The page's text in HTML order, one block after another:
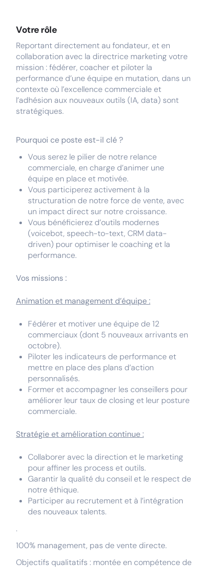
Votre rôle
Reportant directement au fondateur, et en
collaboration avec la directrice marketing votre
mission : fédérer, coacher et piloter la
performance d’une équipe en mutation, dans un
contexte où l’excellence commerciale et
l’adhésion aux nouveaux outils (IA, data) sont
stratégiques.
Pourquoi ce poste est-il clé ?
Vous serez le pilier de notre relance
commerciale, en charge d’animer une
équipe en place et motivée.
Vous participerez activement à la
structuration de notre force de vente, avec
un impact direct sur notre croissance.
Vous bénéficierez d’outils modernes
(voicebot, speech-to-text, CRM data-
driven) pour optimiser le coaching et la
performance.
Vos missions :
Animation et management d’équipe :
Fédérer et motiver une équipe de 12
commerciaux (dont 5 nouveaux arrivants en
octobre).
Piloter les indicateurs de performance et
mettre en place des plans d’action
personnalisés.
Former et accompagner les conseillers pour
améliorer leur taux de closing et leur posture
commerciale.
Stratégie et amélioration continue :
Collaborer avec la direction et le marketing
pour affiner les process et outils.
Garantir la qualité du conseil et le respect de
notre éthique.
Participer au recrutement et à l’intégration
des nouveaux talents.
.
100% management, pas de vente directe.
Objectifs qualitatifs : montée en compétence de